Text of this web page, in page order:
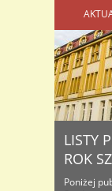
LISTY
ROK
Poniżej